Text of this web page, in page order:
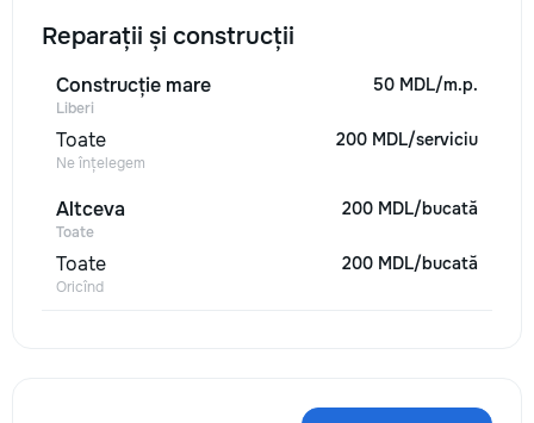
Reparații și construcții
Construcție mare
Liberi
50 MDL/m.p.
Toate
Ne înțelegem
200 MDL/serviciu
Altceva
Toate
200 MDL/bucată
Toate
Oricînd
200 MDL/bucată